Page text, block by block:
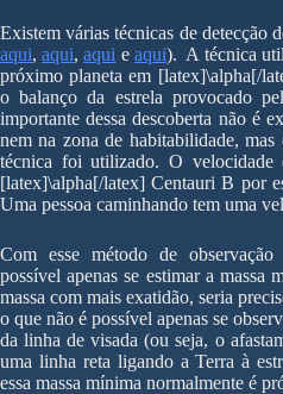
Existem várias técnicas de detecção
aqui,aqui,aqui e aqui). A técnica
próximo planeta em [latex]\alpha[/
o balanço da estrela provocado
importante dessa descoberta não é
nem na zona de habitabilidade,
técnica foi utilizado. O velocidade
[latex]\alpha[/latex] Centauri B por
Uma pessoa caminhando tem uma
Com esse método de
possível apenas se estimar a massa
massa com mais exatidão, seria
o que não é possível apenas se
da linha de visada (ou seja, o
uma linha reta ligando a Terra à
essa massa mínima normalmente é